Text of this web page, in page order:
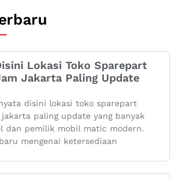
Lokasi Toko Sparepart
Jakarta Paling Update
disini lokasi toko sparepart
paling update yang banyak
dan pemilik mobil matic modern.
mengenai ketersediaan